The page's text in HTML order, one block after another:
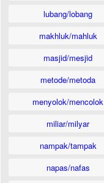
lubang/lobang
makhluk/mahluk
masjid/mesjid
metode/metoda
menyolok/mencolok
miliar/milyar
nampak/tampak
napas/nafas